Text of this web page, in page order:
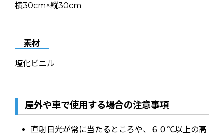
横30cm×縦30cm
素材
塩化ビニル
屋外や車で使用する場合の注意事項
直射日光が常に当たるところや、６０℃以上の高